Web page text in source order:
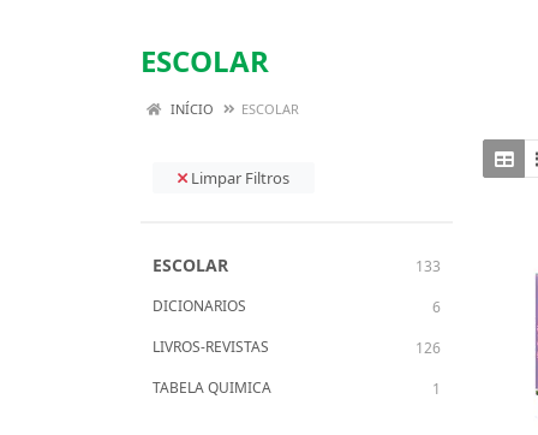
ESCOLAR
INÍCIO ESCOLAR
Limpar Filtros
ESCOLAR
133
DICIONARIOS
6
LIVROS-REVISTAS
126
TABELA QUIMICA
1